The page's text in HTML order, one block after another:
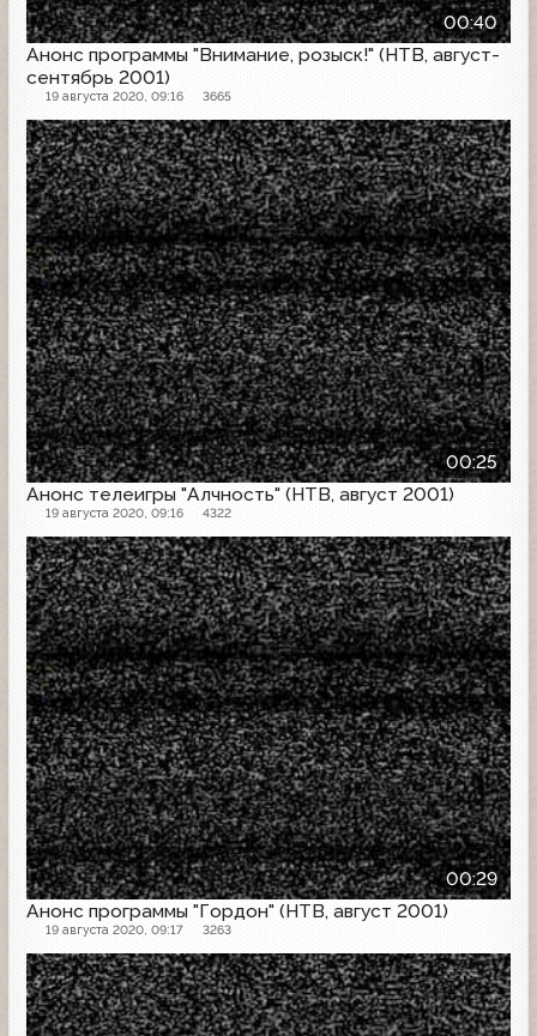
00:40
Анонс программы "Внимание, розыск!" (НТВ, август-
сентябрь 2001)
19 августа 2020, 09:16 3665
00:25
Анонс телеигры "Алчность" (НТВ, август 2001)
19 августа 2020, 09:16 4322
Анонс
00:29
Анонс программы "Гордон" (НТВ, август 2001)
19 августа 2020, 09:17 3263
Анонс
Анонс